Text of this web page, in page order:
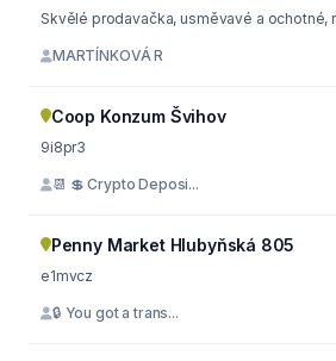
Skvělé prodavačka, usměvavé a ochotné,
MARTÍNKOVÁ R
Coop Konzum Švihov
9i8pr3
📆 💲 Crypto Deposi...
Penny Market Hlubyňská 805
e1mvcz
🔒 You got a trans...